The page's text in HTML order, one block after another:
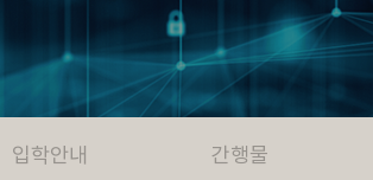
입학안내 간행물